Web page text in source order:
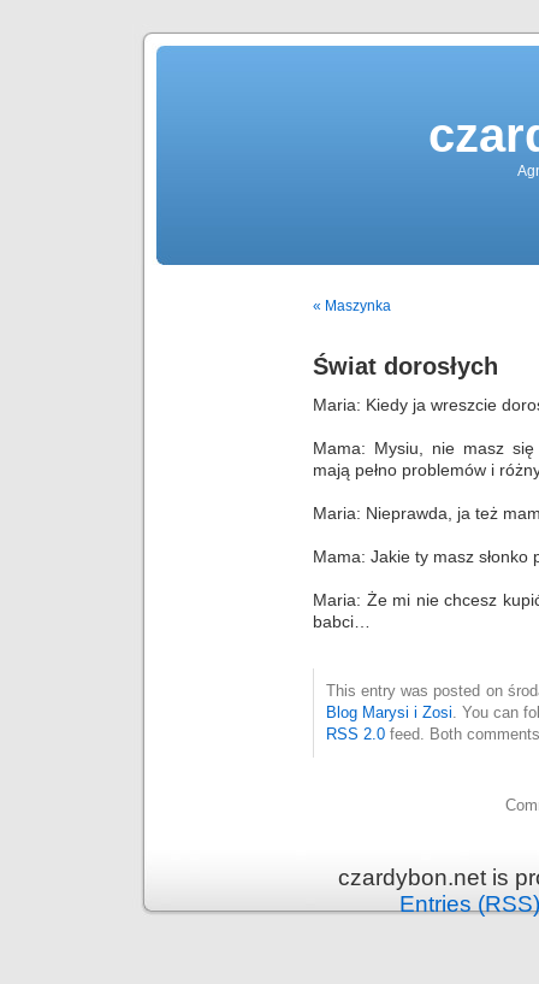
« Maszynka
Świat dorosłych
Maria: Kiedy ja wreszcie
Mama: Mysiu, nie masz
mają pełno problemów i
Maria: Nieprawda, ja też
Mama: Jakie ty masz słonko
Maria: Że mi nie chcesz
babci…
This entry was posted on
Blog Marysi i Zosi . You can
RSS 2.0 feed. Both
czardybon.net is
Entries (RSS)